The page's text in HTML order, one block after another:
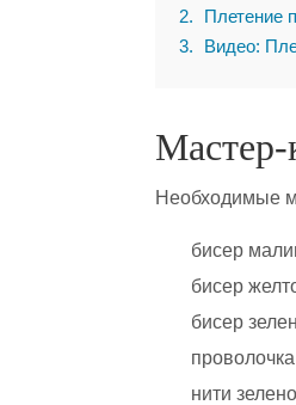
2
Плетение
3
Видео:
Мастер-
Необходимые
бисер
бисер
бисер
нити